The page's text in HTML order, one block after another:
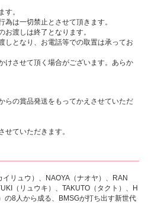
。
は一切禁止とさせて頂きます。
渡しは終了となります。
となり、お電話等での取置は承ってお
けさせて頂く場合がございます。あらか
らの賞品発送をもってかえさせていただ
ていただきます。
リュウ）、NAOYA（ナオヤ）、RAN
（リュウキ）、TAKUTO（タクト）、H
の8人から成る、BMSGが打ち出す新世代